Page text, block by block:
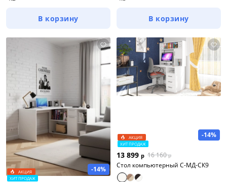
В корзину В корзину
-14%
АКЦИЯ
ХИТ ПРОДАЖ
-14%
АКЦИЯ
ХИТ ПРОДАЖ
13 899 р 16 160 р
Стол компьютерный С-МД-СК9